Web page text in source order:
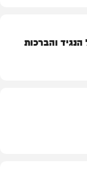
והברכות